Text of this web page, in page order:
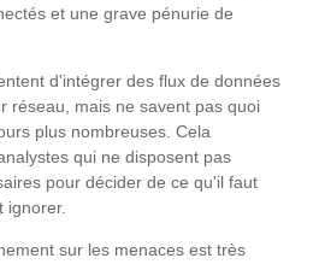
et une grave pénurie de
d'intégrer des flux de données
réseau, mais ne savent pas quoi
plus nombreuses. Cela
qui ne disposent pas
pour décider de ce qu'il faut
ignorer.
sur les menaces est très